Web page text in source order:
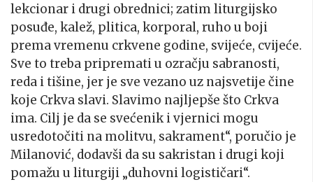
lekcionar i drugi obrednici; zatim liturgijsko
posuđe, kalež, plitica, korporal, ruho u boji
prema vremenu crkvene godine, svijeće, cvijeće.
Sve to treba pripremati u ozračju sabranosti,
reda i tišine, jer je sve vezano uz najsvetije čine
koje Crkva slavi. Slavimo najljepše što Crkva
ima. Cilj je da se svećenik i vjernici mogu
usredotočiti na molitvu, sakrament“, poručio je
Milanović, dodavši da su sakristan i drugi koji
pomažu u liturgiji „duhovni logističari“.